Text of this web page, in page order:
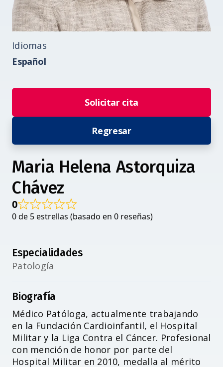
Accesibilidad
Idiomas
Español
Solicitar cita
Regresar
Maria Helena Astorquiza
Chávez
0
0 de 5 estrellas (basado en 0 reseñas)
Especialidades
Patología
Biografía
Médico Patóloga, actualmente trabajando
en la Fundación Cardioinfantil, el Hospital
Militar y la Liga Contra el Cáncer. Profesional
con mención de honor por parte del
Hospital Militar en 2010, medalla al mérito